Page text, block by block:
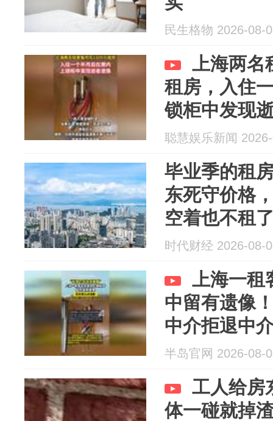
民生格物 2026-08-
上海两名
租房，入住
锁柜中发现
聪慧娱乐新闻
毕业季的租
东死守价格
空着也不租
时代财经 2026-08-
上海一租
中留有遗像
中介拒退中
半岛官网 2026-08-
工人给房
体一碰就掉